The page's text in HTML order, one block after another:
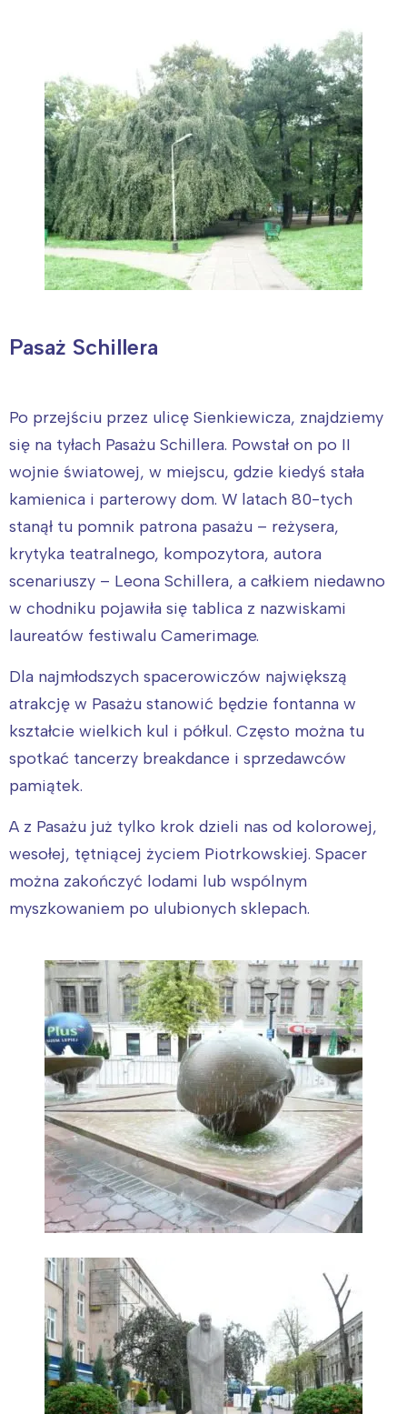
Pasaż Schillera
Po przejściu przez ulicę Sienkiewicza, znajdziemy
się na tyłach Pasażu Schillera. Powstał on po II
wojnie światowej, w miejscu, gdzie kiedyś stała
kamienica i parterowy dom. W latach 80-tych
stanął tu pomnik patrona pasażu – reżysera,
krytyka teatralnego, kompozytora, autora
scenariuszy – Leona Schillera, a całkiem niedawno
w chodniku pojawiła się tablica z nazwiskami
laureatów festiwalu Camerimage.
Dla najmłodszych spacerowiczów największą
atrakcję w Pasażu stanowić będzie fontanna w
kształcie wielkich kul i półkul. Często można tu
spotkać tancerzy breakdance i sprzedawców
pamiątek.
A z Pasażu już tylko krok dzieli nas od kolorowej,
wesołej, tętniącej życiem Piotrkowskiej. Spacer
można zakończyć lodami lub wspólnym
myszkowaniem po ulubionych sklepach.